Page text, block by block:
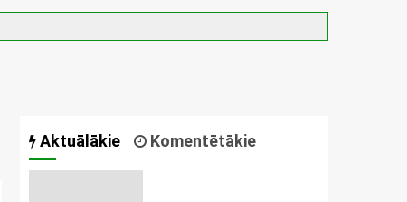
Aktuālākie Komentētākie